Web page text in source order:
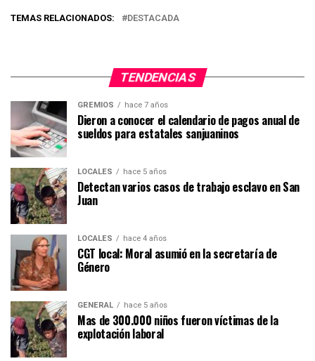
TEMAS RELACIONADOS: DESTACADA
TENDENCIAS
GREMIOS hace 7 años
Dieron a conocer el calendario de pagos anual de
sueldos para estatales sanjuaninos
LOCALES hace 5 años
Detectan varios casos de trabajo esclavo en San
Juan
LOCALES hace 4 años
CGT local: Moral asumió en la secretaría de
Género
GENERAL hace 5 años
Mas de 300.000 niños fueron víctimas de la
explotación laboral